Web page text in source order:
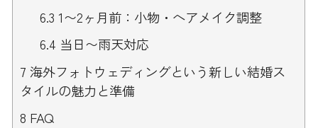
6.3 1〜2ヶ月前：小物・ヘアメイク調整
6.4 当日〜雨天対応
7 海外フォトウェディングという新しい結婚ス
タイルの魅力と準備
8 FAQ